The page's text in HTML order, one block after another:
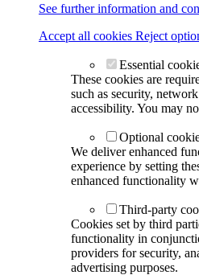
See further information and
Accept all cookies Reject
Essential
These cookies are
such as security,
accessibility. You may
Optional
We deliver enhanced
experience by setting
enhanced functionality
Third-party
Cookies set by third
functionality in
providers for security,
advertising purposes.